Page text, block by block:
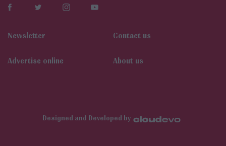
Newsletter Contact us
Αdvertise online About us
Designed and Developed by